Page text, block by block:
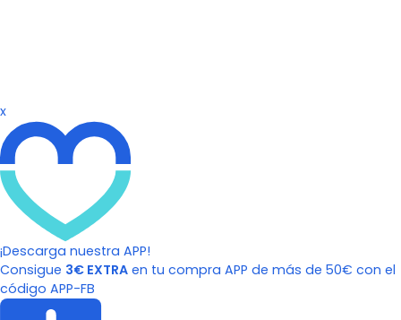
x
¡Descarga nuestra APP!
Consigue 3€ EXTRA en tu compra APP de más de 50€ con el
código APP-FB